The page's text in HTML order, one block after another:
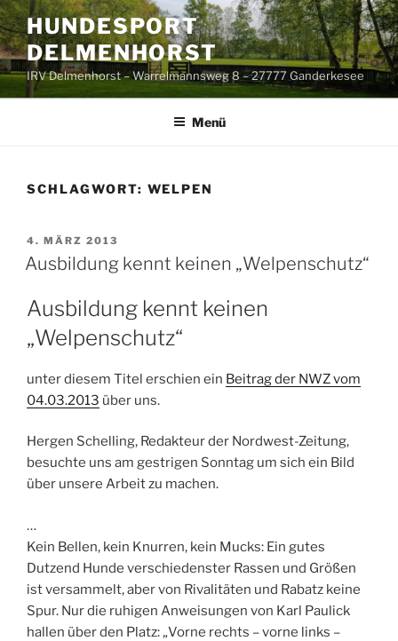
Zum
Inhalt
springen
HUNDESPORT
DELMENHORST
IRV Delmenhorst – Warrelmannsweg 8 – 27777 Ganderkesee
Menü
SCHLAGWORT: WELPEN
VERÖFFENTLICHT
AM
4. MÄRZ 2013
Ausbildung kennt keinen „Welpenschutz“
Ausbildung kennt keinen
„Welpenschutz“
unter diesem Titel erschien ein Beitrag der NWZ vom
04.03.2013 über uns.
Hergen Schelling, Redakteur der Nordwest-Zeitung,
besuchte uns am gestrigen Sonntag um sich ein Bild
über unsere Arbeit zu machen.
…
Kein Bellen, kein Knurren, kein Mucks: Ein gutes
Dutzend Hunde verschiedenster Rassen und Größen
ist versammelt, aber von Rivalitäten und Rabatz keine
Spur. Nur die ruhigen Anweisungen von Karl Paulick
hallen über den Platz: „Vorne rechts – vorne links –